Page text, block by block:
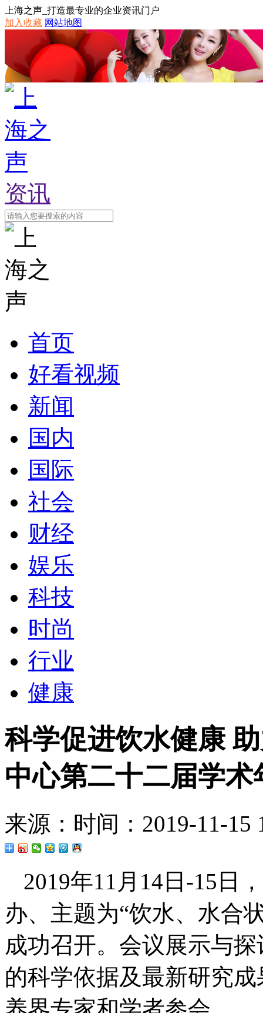
上海之声_打造最专业的企业资讯门户
加入收藏 网站地图
资讯
首页
好看视频
新闻
国内
国际
社会
财经
娱乐
科技
时尚
行业
健康
科学促进饮水健康
中心第二十二届学术
来源： 时间：2019-11-15
2019年11月14日-15日
办、主题为“饮水、水合
成功召开。会议展示与
的科学依据及最新研究